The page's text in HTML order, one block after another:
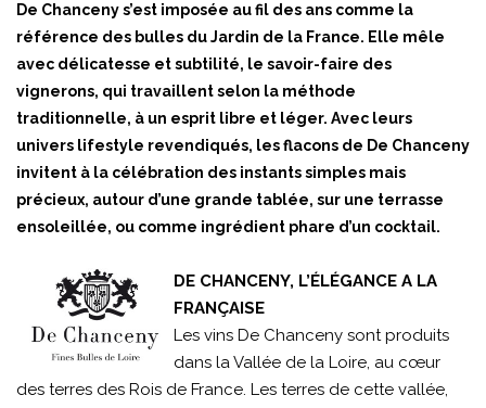
De Chanceny s’est imposée au fil des ans comme la
référence des bulles du Jardin de la France. Elle mêle
avec délicatesse et subtilité, le savoir-faire des
vignerons, qui travaillent selon la méthode
traditionnelle, à un esprit libre et léger. Avec leurs
univers lifestyle revendiqués, les flacons de De Chanceny
invitent à la célébration des instants simples mais
précieux, autour d’une grande tablée, sur une terrasse
ensoleillée, ou comme ingrédient phare d’un cocktail.
DE CHANCENY, L’ÉLÉGANCE A LA
FRANÇAISE
Les vins De Chanceny sont produits
dans la Vallée de la Loire, au cœur
des terres des Rois de France. Les terres de cette vallée,